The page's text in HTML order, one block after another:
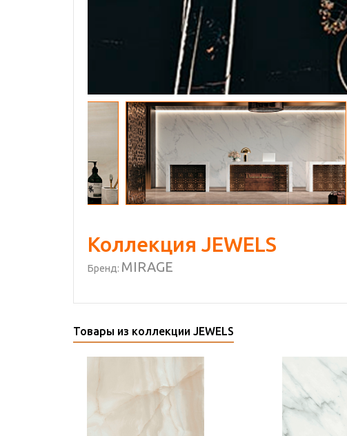
Коллекция JEWELS
Бренд: MIRAGE
Товары из коллекции JEWELS